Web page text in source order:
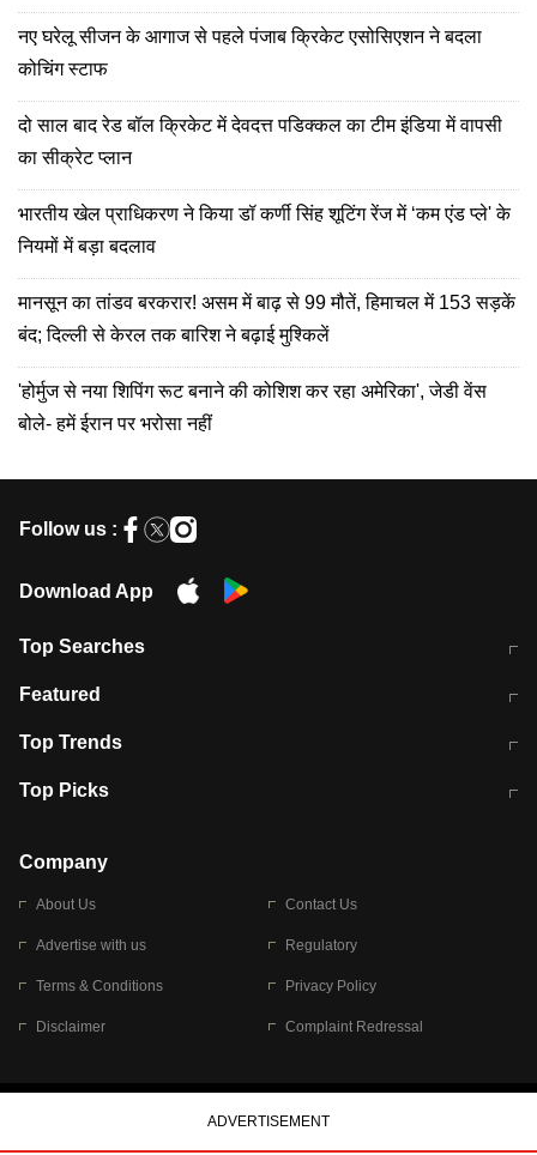
नए घरेलू सीजन के आगाज से पहले पंजाब क्रिकेट एसोसिएशन ने बदला
कोचिंग स्टाफ
दो साल बाद रेड बॉल क्रिकेट में देवदत्त पडिक्कल का टीम इंडिया में वापसी
का सीक्रेट प्लान
भारतीय खेल प्राधिकरण ने किया डॉ कर्णी सिंह शूटिंग रेंज में ‘कम एंड प्ले' के
नियमों में बड़ा बदलाव
मानसून का तांडव बरकरार! असम में बाढ़ से 99 मौतें, हिमाचल में 153 सड़कें
बंद; दिल्ली से केरल तक बारिश ने बढ़ाई मुश्किलें
'होर्मुज से नया शिपिंग रूट बनाने की कोशिश कर रहा अमेरिका', जेडी वेंस
बोले- हमें ईरान पर भरोसा नहीं
Follow us :
Download App
Top Searches
मुंबई में लगे 'जेन जी' के पोस्टर, लिखा- 'मैं
Featured
10 अगस्त को विधानसभा का घेराव करेंगे
Top Trends
RBI का नया नियम: अब बैंकों को अपनी सभी
Top Picks
बारिश की चेतावनी
Company
About Us Contact Us
Advertise with us Regulatory
Terms & Conditions Privacy Policy
Disclaimer Complaint Redressal